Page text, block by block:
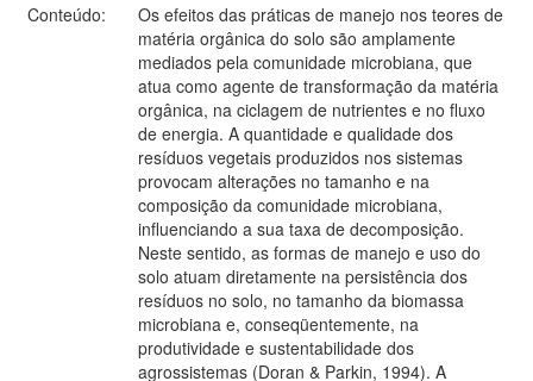
Conteúdo:
Os efeitos das práticas de manejo nos teores de
matéria orgânica do solo são amplamente
mediados pela comunidade microbiana, que
atua como agente de transformação da matéria
orgânica, na ciclagem de nutrientes e no fluxo
de energia. A quantidade e qualidade dos
resíduos vegetais produzidos nos sistemas
provocam alterações no tamanho e na
composição da comunidade microbiana,
influenciando a sua taxa de decomposição.
Neste sentido, as formas de manejo e uso do
solo atuam diretamente na persistência dos
resíduos no solo, no tamanho da biomassa
microbiana e, conseqüentemente, na
produtividade e sustentabilidade dos
agrossistemas (Doran & Parkin, 1994). A